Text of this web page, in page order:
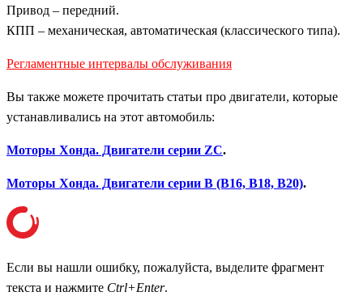
Привод – передний.
КПП – механическая, автоматическая (классического типа).
Регламентные интервалы обслуживания
Вы также можете прочитать статьи про двигатели, которые
устанавливались на этот автомобиль:
Моторы Хонда. Двигатели серии ZC.
Моторы Хонда. Двигатели серии B (B16, B18, B20).
Если вы нашли ошибку, пожалуйста, выделите фрагмент
текста и нажмите Ctrl+Enter.